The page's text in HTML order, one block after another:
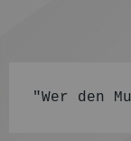
"Wer den